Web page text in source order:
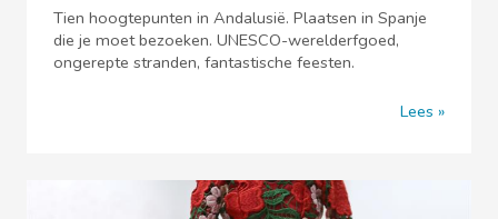
Tien hoogtepunten in Andalusië. Plaatsen in Spanje
die je moet bezoeken. UNESCO-werelderfgoed,
ongerepte stranden, fantastische feesten.
Lees